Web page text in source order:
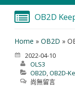
OB2D
Home » OB2D »
2022-04-10
OLS3
OB2D,OB2D-
尚無留言